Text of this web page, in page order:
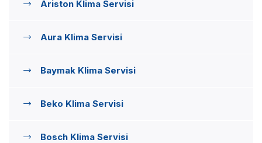
Ariston Klima Servisi
Aura Klima Servisi
Baymak Klima Servisi
Beko Klima Servisi
Bosch Klima Servisi